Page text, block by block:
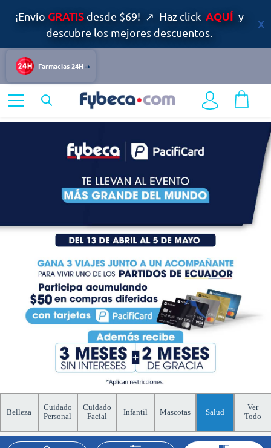
¡Envío GRATISdesde $69! ↗ Haz click AQUÍ y
descubre los mejores descuentos.
Farmacias 24H
Especiales Fybeca
Belleza
Cuidado
Personal
Cuidado
Facial
Infantil Mascotas Salud
Ver
Todo